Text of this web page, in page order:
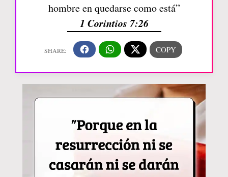
hombre en quedarse como está”
1 Corintios 7:26